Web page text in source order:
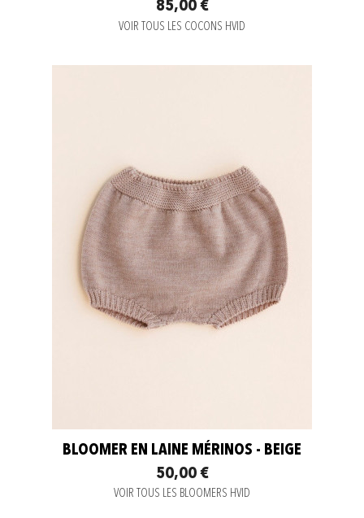
85,00 €
VOIR TOUS LES COCONS HVID
BLOOMER EN LAINE MÉRINOS - BEIGE
50,00 €
VOIR TOUS LES BLOOMERS HVID